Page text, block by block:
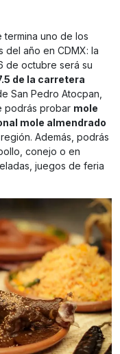
termina uno de los
del año en CDMX: la
de octubre será su
de la carretera
San Pedro Atocpan,
podrás probar mole
mole almendrado
Además, podrás
conejo o en
juegos de feria